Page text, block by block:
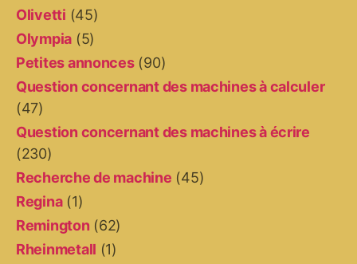
Olivetti (45)
Olympia (5)
Petites annonces(90)
Question concernant des machines à calculer
(47)
Question concernant des machines à écrire
(230)
Recherche de machine (45)
Regina(1)
Remington (62)
Rheinmetall (1)